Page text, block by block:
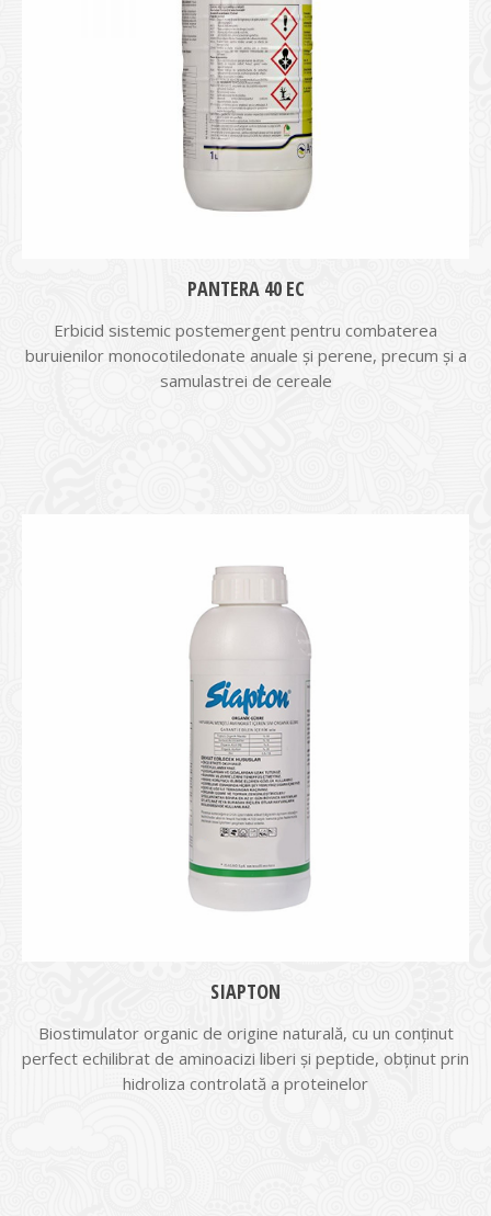
PANTERA 40 EC
Erbicid sistemic postemergent pentru combaterea
buruienilor monocotiledonate anuale și perene, precum și a
samulastrei de cereale
SIAPTON
Biostimulator organic de origine naturală, cu un conținut
perfect echilibrat de aminoacizi liberi și peptide, obținut prin
hidroliza controlată a proteinelor